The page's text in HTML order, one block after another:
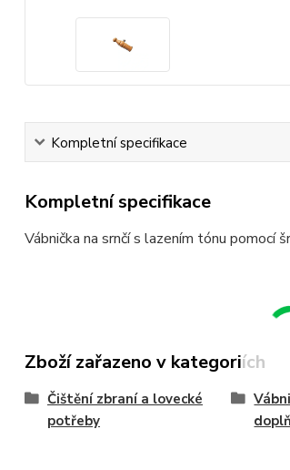
Kompletní specifikace
Kompletní specifikace
Vábnička na srnčí s lazením tónu pomocí
Zboží zařazeno v kategoriích
Čištění zbraní a lovecké
potřeby